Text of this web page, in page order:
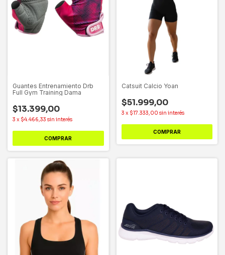
Guantes Entrenamiento Drb
Full Gym Training Dama
$13.399,00
3 x $4.466,33 sin interés
COMPRAR
Catsuit Calcio Yoan
$51.999,00
3 x $17.333,00 sin interés
COMPRAR